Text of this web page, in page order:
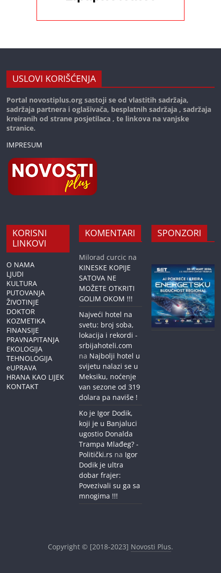
USLOVI KORIŠĆENJA
Portal novostiplus.org sastoji se od vlastitih sadržaja,
sadržaja partnera i oglašivača, besplatnih sadržaja , sadržaja
kreiranih od strane posjetilaca , te linkova na vanjske
stranice.
IMPRESUM
KORISNI
LINKOVI
O NAMA
LJUDI
KULTURA
PUTOVANJA
ŽIVOTINJE
DOKTOR
KOZMETIKA
FINANSIJE
PRAVNAPITANJA
EKOLOGIJA
TEHNOLOGIJA
eUPRAVA
HRANA KAO LIJEK
KONTAKT
KOMENTARI
Milorad curcic na
KINESKE KOPIJE
SATOVA NE
MOŽETE OTKRITI
GOLIM OKOM !!!
Najveći hotel na
svetu: broj soba,
lokacija i rekordi -
srbijahoteli.com
na Najbolji hotel u
svijetu nalazi se u
Meksiku, noćenje
van sezone od 319
dolara pa naviše !
Ko je Igor Dodik,
koji je u Banjaluci
ugostio Donalda
Trampa Mlađeg? -
Politički.rs na Igor
Dodik je ultra
dobar frajer:
Povezivali su ga sa
mnogima !!!
SPONZORI
Copyright © [2018-2023] Novosti Plus.